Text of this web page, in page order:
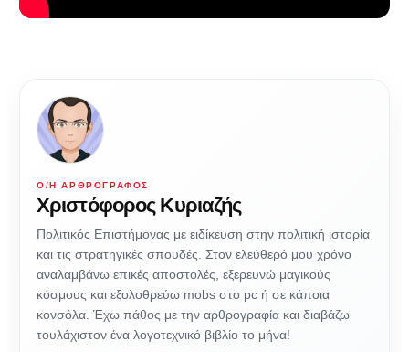
Ο/Η ΑΡΘΡΟΓΡΆΦΟΣ
Χριστόφορος Κυριαζής
Πολιτικός Επιστήμονας με ειδίκευση στην πολιτική ιστορία
και τις στρατηγικές σπουδές. Στον ελεύθερό μου χρόνο
αναλαμβάνω επικές αποστολές, εξερευνώ μαγικούς
κόσμους και εξολοθρεύω mobs στο pc ή σε κάποια
κονσόλα. Έχω πάθος με την αρθρογραφία και διαβάζω
τουλάχιστον ένα λογοτεχνικό βιβλίο το μήνα!